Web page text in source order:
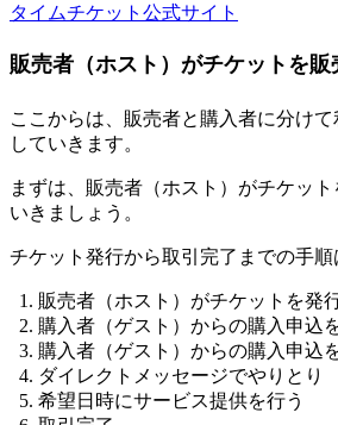
タイムチケット公式サイト
販売者（ホスト）がチケットを販
ここからは、販売者と購入者に分け
していきます。
まずは、販売者（ホスト）がチケッ
いきましょう。
チケット発行から取引完了までの手順
販売者（ホスト）がチケットを発
購入者（ゲスト）からの購入申込
購入者（ゲスト）からの購入申込
ダイレクトメッセージでやりとり
希望日時にサービス提供を行う